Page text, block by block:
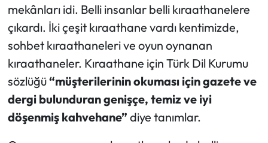
mekânları idi. Belli insanlar belli kıraathanelere
çıkardı. İki çeşit kıraathane vardı kentimizde,
sohbet kıraathaneleri ve oyun oynanan
kıraathaneler. Kıraathane için Türk Dil Kurumu
sözlüğü“müşterilerinin okuması için gazete ve
dergi bulunduran genişçe, temiz ve iyi
döşenmiş kahvehane” diye tanımlar.